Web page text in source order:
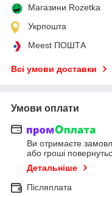
Магазини Rozetka
Укрпошта
Meest ПОШТА
Всі умови доставки
Умови оплати
Ви отримаєте
або гроші
Детальніше
Післяплата